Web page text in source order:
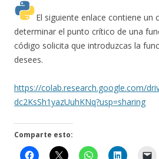
El siguiente enlace contiene un
determinar el punto crítico de una
código solicita que introduzcas la
desees.
https://colab.research.google.com/
dc2KsSh1yazUuhKNq?usp=sharing
Comparte esto: